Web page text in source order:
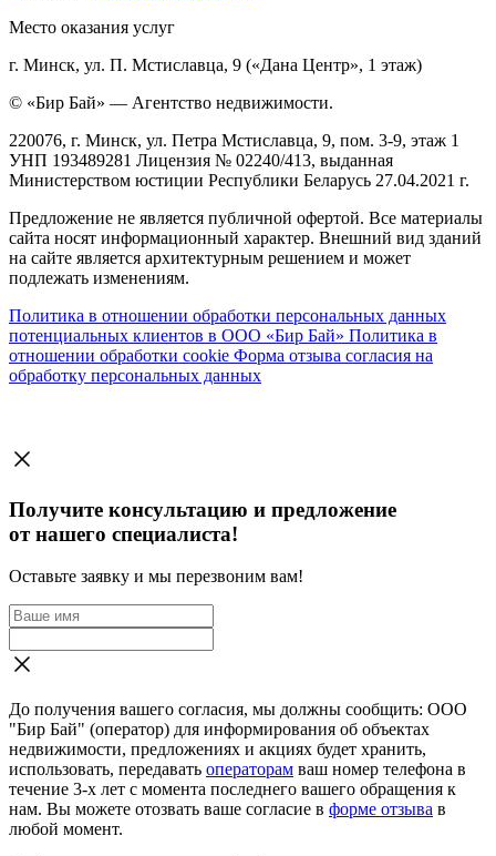
Место оказания услуг
г. Минск, ул. П. Мстиславца, 9 («Дана Центр», 1 этаж)
© «Бир Бай» — Агентство недвижимости.
220076, г. Минск, ул. Петра Мстиславца, 9, пом. 3-9, этаж 1
УНП 193489281 Лицензия № 02240/413, выданная
Министерством юстиции Республики Беларусь 27.04.2021 г.
Предложение не является публичной офертой. Все материалы
сайта носят информационный характер. Внешний вид зданий
на сайте является архитектурным решением и может
подлежать изменениям.
Политика в отношении обработки персональных данных
потенциальных клиентов в ООО «Бир Бай» Политика в
отношении обработки cookie Форма отзыва согласия на
обработку персональных данных
Получите консультацию и предложение
от нашего специалиста!
Оставьте заявку и мы перезвоним вам!
До получения вашего согласия, мы должны сообщить: ООО
"Бир Бай" (оператор) для информирования об объектах
недвижимости, предложениях и акциях будет хранить,
использовать, передавать операторам ваш номер телефона в
течение 3-х лет с момента последнего вашего обращения к
нам. Вы можете отозвать ваше согласие в форме отзыва в
любой момент.